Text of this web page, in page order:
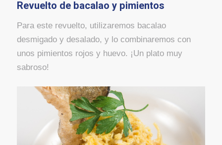
Revuelto de bacalao y pimientos
Para este revuelto, utilizaremos bacalao
desmigado y desalado, y lo combinaremos con
unos pimientos rojos y huevo. ¡Un plato muy
sabroso!